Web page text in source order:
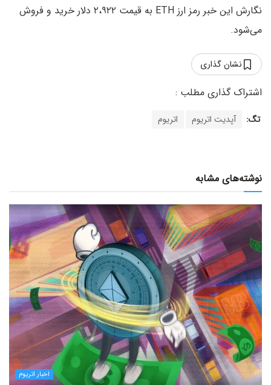
نگارش این خبر رمز ارز ETH به قیمت ۲،۹۲۲ دلار خرید و فروش
می‌شود.
نشان گذاری
تگ: آپدیت اتریوم اتریوم
نوشته‌های مشابه
اخبار اتریوم